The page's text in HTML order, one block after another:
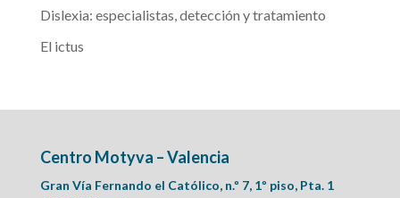
Dislexia: especialistas, detección y tratamiento
El ictus
Centro Motyva – Valencia
Gran Vía Fernando el Católico, n.º 7, 1º piso, Pta. 1